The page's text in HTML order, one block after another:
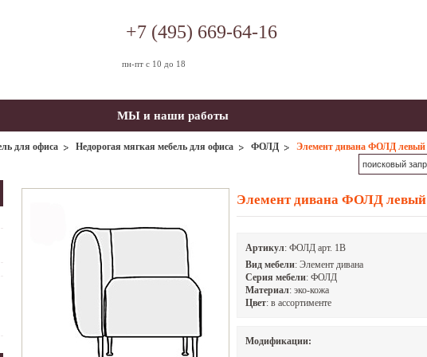
+7 (495) 669-64-16
пн-пт с 10 до 18
МЫ и наши работы
для офиса Недорогая мягкая мебель для офиса ФОЛД Элемент дивана ФОЛД левый
Элемент дивана ФОЛД левый
Артикул: ФОЛД арт. 1В
Вид мебели: Элемент дивана
Серия мебели: ФОЛД
Материал: эко-кожа
Цвет: в ассортименте
Модификации: